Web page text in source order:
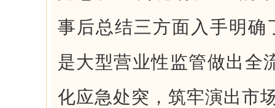
事后总结三方面入手明
是大型营业性监管做出全
化应急处突，筑牢演出市